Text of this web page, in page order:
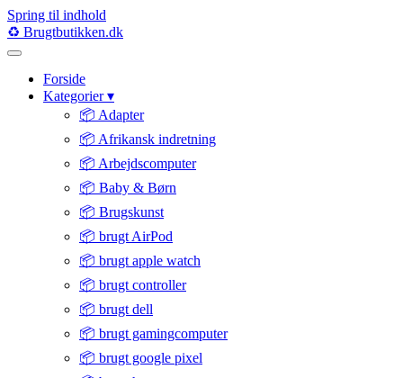
Spring til indhold
♻️ Brugtbutikken.dk
Forside
Kategorier▾
📦 Adapter
📦 Afrikansk indretning
📦 Arbejdscomputer
📦 Baby & Børn
📦 Brugskunst
📦 brugt AirPod
📦 brugt apple watch
📦 brugt controller
📦 brugt dell
📦 brugt gamingcomputer
📦 brugt google pixel